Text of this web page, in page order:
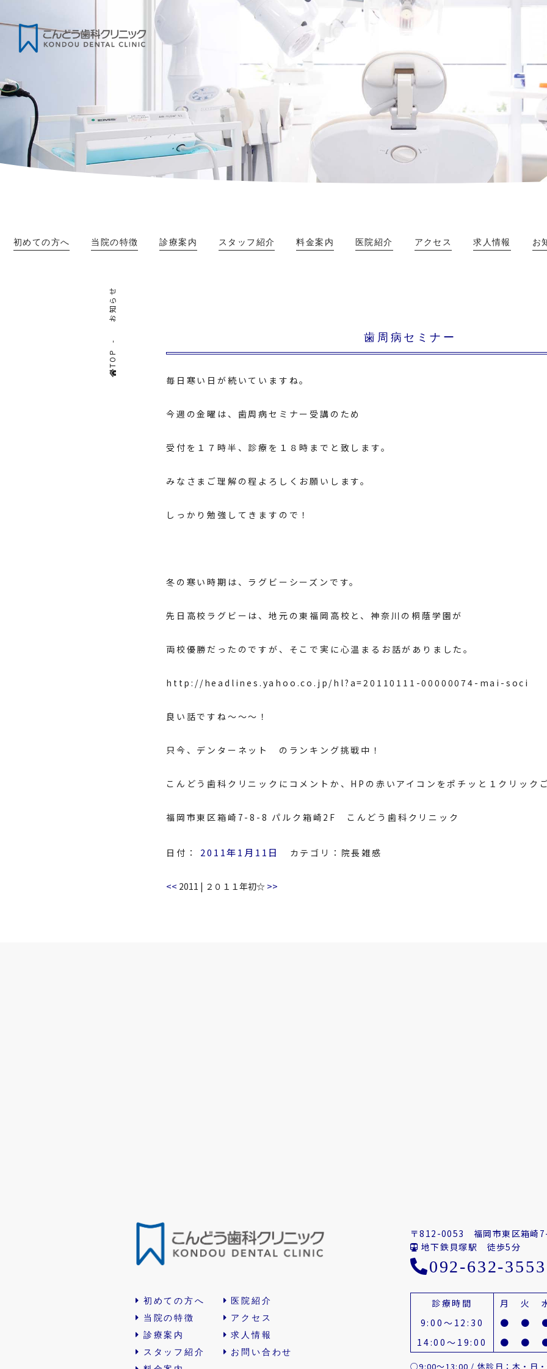
初めての方へ 当院の特徴 診療案内 スタッフ紹介 料金案内 医院紹介 アクセス 求人情報 お
TOP
お知らせ
歯周病セミナー
毎日寒い日が続いていますね。
今週の金曜は、歯周病セミナー受講のため
受付を１７時半、診療を１８時までと致します。
みなさまご理解の程よろしくお願いします。
しっかり勉強してきますので！
冬の寒い時期は、ラグビーシーズンです。
先日高校ラグビーは、地元の東福岡高校と、神奈川の桐蔭学園が
両校優勝だったのですが、そこで実に心温まるお話がありました。
http://headlines.yahoo.co.jp/hl?a=20110111-00000074-mai-soci
良い話ですね～～～！
只今、 デンターネット のランキング挑戦中！
こんどう歯科クリニックにコメントか、HPの赤いアイコンをポチッと１クリック
福岡市東区箱崎7-8-8 パルク箱崎2F こんどう歯科クリニック
日付： 2011年1月11日 カテゴリ： 院長雑感
<< 2011 | ２０１１年初☆ >>
〒812-0053福岡市東区箱崎
地下鉄貝塚駅 徒歩5分
092-632-3553
初めての方へ
当院の特徴
診療案内
スタッフ紹介
医院紹介
アクセス
求人情報
お問い合わせ
診療時間 月 火
9:00～12:30
● ●
14:00～19:00
● ●
○9:00～13:00 / 休診日：木・日